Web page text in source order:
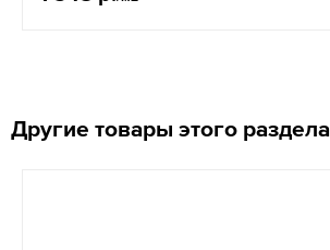
Другие товары этого раздела